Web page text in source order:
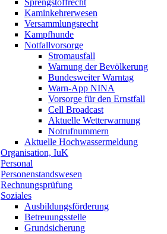
Sprengstoffrecht
Kaminkehrerwesen
Versammlungsrecht
Kampfhunde
Notfallvorsorge
Stromausfall
Warnung der Bevölkerung
Bundesweiter Warntag
Warn-App NINA
Vorsorge für den Ernstfall
Cell Broadcast
Aktuelle Wetterwarnung
Notrufnummern
Aktuelle Hochwassermeldung
Organisation, IuK
Personal
Personenstandswesen
Rechnungsprüfung
Soziales
Ausbildungsförderung
Betreuungsstelle
Grundsicherung